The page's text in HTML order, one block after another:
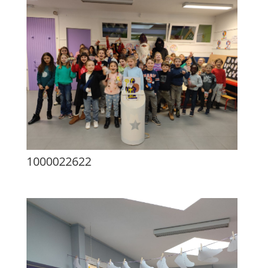
1000022622